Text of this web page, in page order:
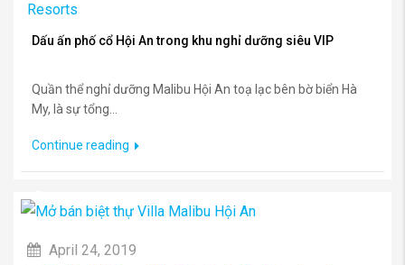
Resorts
Dấu ấn phố cổ Hội An trong khu nghỉ dưỡng siêu VIP
Quần thể nghỉ dưỡng Malibu Hội An toạ lạc bên bờ biển Hà
My, là sự tổng...
Continue reading
April 24, 2019